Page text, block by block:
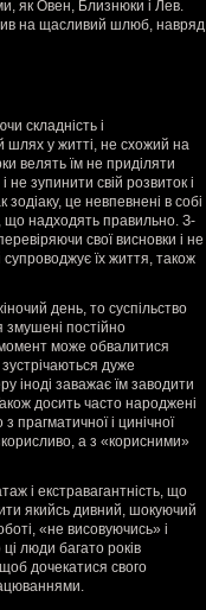
як Овен, Близнюки і Лев.
на щасливий шлюб, навряд
складність і
шлях у житті, не схожий на
велять їм не приділяти
не зупинити свій розвиток і
це невпевнені в собі
що надходять правильно. З-
свої висновки і не
їх життя, також
день, то суспільство
змушені постійно
момент може обвалитися
дуже
іноді заважає їм заводити
досить часто народжені
прагматичної і цинічної
а з «корисними»
і екстравагантність, що
якийсь дивний, шокуючий
«не висовуючись» і
люди багато років
дочекатися свого